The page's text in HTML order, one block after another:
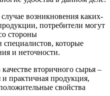
возникновения каких-
потребители могут
стороны
которые
и неточности.
вторичного сырья –
и практичная продукция,
свойства